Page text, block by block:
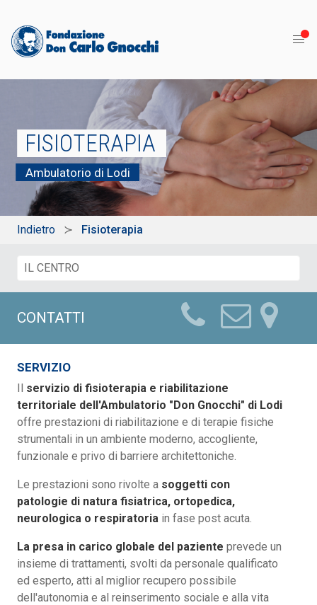
FISIOTERAPIA
Ambulatorio di Lodi
Indietro Fisioterapia
CONTATTI
SERVIZIO
Il servizio di fisioterapia e riabilitazione
territoriale dell'Ambulatorio "Don Gnocchi" di Lodi
offre prestazioni di riabilitazione e di terapie fisiche
strumentali in un ambiente moderno, accogliente,
funzionale e privo di barriere architettoniche.
Le prestazioni sono rivolte a soggetti con
patologie di natura fisiatrica, ortopedica,
neurologica o respiratoria in fase post acuta.
La presa in carico globale del paziente prevede un
insieme di trattamenti, svolti da personale qualificato
ed esperto, atti al miglior recupero possibile
dell'autonomia e al reinserimento sociale e alla vita